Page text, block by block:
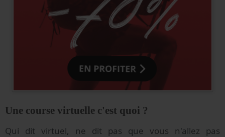
Une course virtuelle c'est quoi ?
Qui dit virtuel, ne dit pas que vous n'allez pas